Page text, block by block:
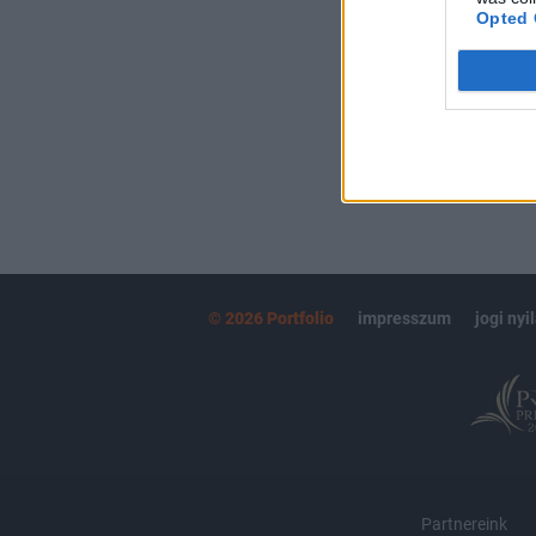
Opted
kötéslistái
MÁR
© 2026 Portfolio impresszum jogi
Partnereink